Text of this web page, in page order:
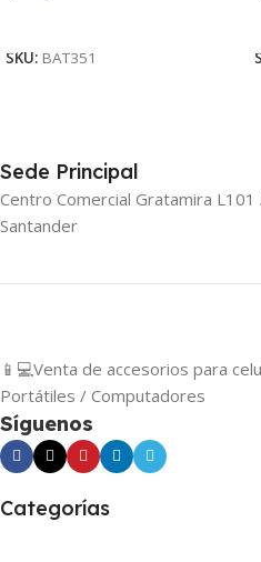
SKU: BAT351
Sede Principal
Centro Comercial Gratamira
Santander
📱💻Venta de accesorios para
Portátiles / Computadores
Síguenos
Categorías